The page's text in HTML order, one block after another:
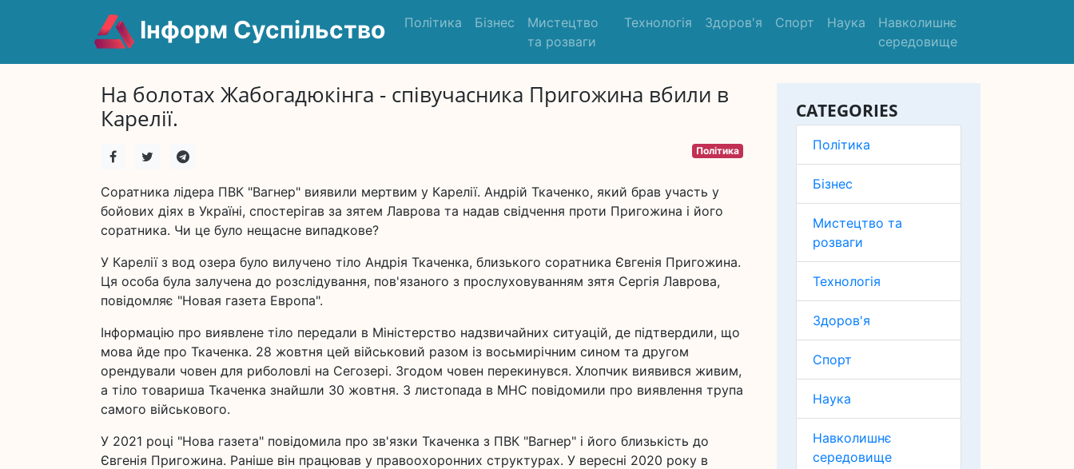
Інформ Суспільство Політика Бізнес
Мистецтво
та розваги
Технологія Здоров'я Спорт Наука
Навколишнє
середовище
CATEGORIES
Політика
Бізнес
Мистецтво та
розваги
Технологія
Здоров'я
Спорт
Наука
Навколишнє
середовище
На болотах Жабогадюкінга - співучасника Пригожина вбили в
Карелії.
Політика
Соратника лідера ПВК "Вагнер" виявили мертвим у Карелії. Андрій Ткаченко, який брав участь у
бойових діях в Україні, спостерігав за зятем Лаврова та надав свідчення проти Пригожина і його
соратника. Чи це було нещасне випадкове?
У Карелії з вод озера було вилучено тіло Андрія Ткаченка, близького соратника Євгенія Пригожина.
Ця особа була залучена до розслідування, пов'язаного з прослуховуванням зятя Сергія Лаврова,
повідомляє "Новая газета Европа".
Інформацію про виявлене тіло передали в Міністерство надзвичайних ситуацій, де підтвердили, що
мова йде про Ткаченка. 28 жовтня цей військовий разом із восьмирічним сином та другом
орендували човен для риболовлі на Сегозері. Згодом човен перекинувся. Хлопчик виявився живим,
а тіло товариша Ткаченка знайшли 30 жовтня. 3 листопада в МНС повідомили про виявлення трупа
самого військового.
У 2021 році "Нова газета" повідомила про зв'язки Ткаченка з ПВК "Вагнер" і його близькість до
Євгенія Пригожина. Раніше він працював у правоохоронних структурах. У вересні 2020 року в